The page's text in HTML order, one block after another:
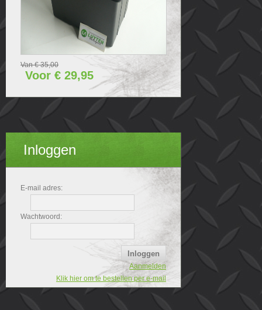
Van € 35,00
Voor € 29,95
Inloggen
E-mail adres:
Wachtwoord:
Aanmelden
Klik hier om te bestellen per e-mail